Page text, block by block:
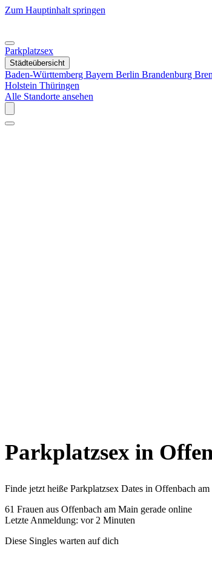
Zum Hauptinhalt springen
Parkplatzsex
Städteübersicht
Baden-Württemberg Bayern Berlin Brandenburg
Holstein Thüringen
Alle Standorte ansehen
Parkplatzsex in
Finde jetzt heiße Parkplatzsex Dates in Offenbach
61 Frauen aus Offenbach am Main gerade online
Letzte Anmeldung: vor 2 Minuten
Diese Singles warten auf dich